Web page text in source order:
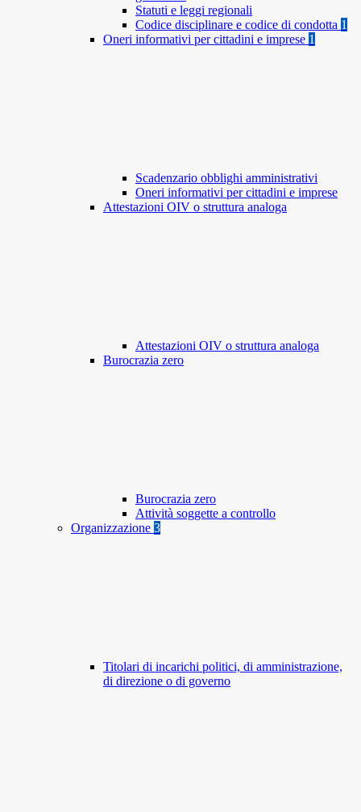
Statuti e leggi regionali
Codice disciplinare e codice di condotta 1
Oneri informativi per cittadini e imprese 1
Scadenzario obblighi amministrativi
Oneri informativi per cittadini e imprese
Attestazioni OIV o struttura analoga
Attestazioni OIV o struttura analoga
Burocrazia zero
Burocrazia zero
Attività soggette a controllo
Organizzazione 3
Titolari di incarichi politici, di amministrazione,
di direzione o di governo